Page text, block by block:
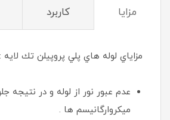
مزایا کاربرد
مزاياي لوله هاي پلي پروپيلن تك لايه :
عدم عبور نور از لوله و در نتيجه
ميكروارگانيسم ها .